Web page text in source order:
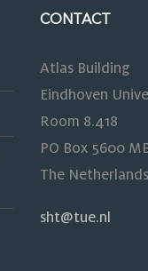
CONTACT
Atlas Building
Eindhoven
Room 8.418
PO Box 5600
The Netherlands
sht@tue.nl